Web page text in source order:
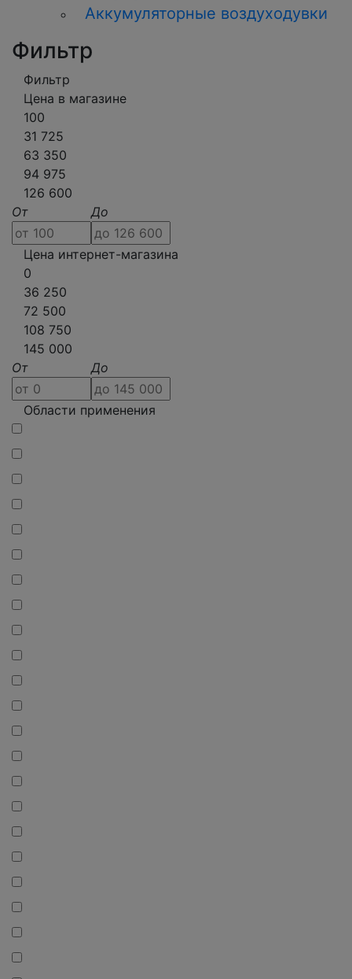
Аккумуляторные воздуходувки
Фильтр
Фильтр
Цена в магазине
100
31 725
63 350
94 975
126 600
От
До
Цена интернет-магазина
0
36 250
72 500
108 750
145 000
От
До
Области применения